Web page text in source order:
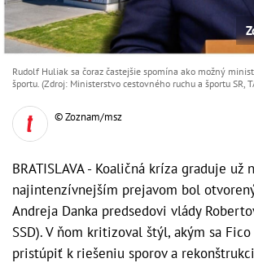
Rudolf Huliak sa čoraz častejšie spomína ako možný
športu. (Zdroj: Ministerstvo cestovného ruchu a športu SR,
© Zoznam/msz
BRATISLAVA - Koaličná kríza graduje už
najintenzívnejším prejavom bol
Andreja Danka predsedovi vlády
SSD). V ňom kritizoval štýl, akým sa
pristúpiť k riešeniu sporov a